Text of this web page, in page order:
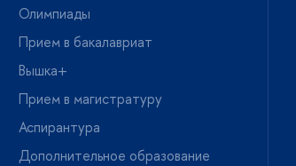
Олимпиады
Прием в бакалавриат
ышка+
Прием в магистратуру
Аспирантура
Дополнительное образование